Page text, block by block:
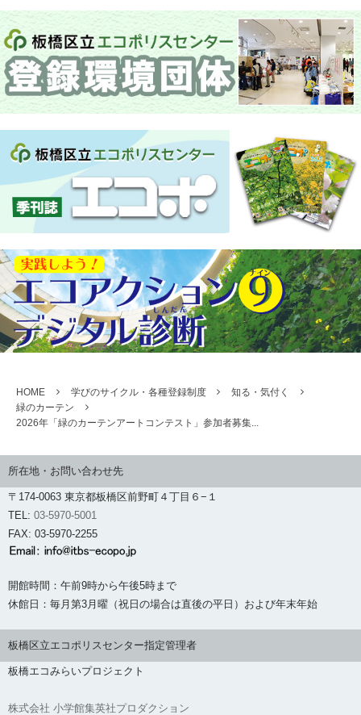
HOME 学びのサイクル・各種登録制度
知る・気付く
緑のカーテン
2026年「緑のカーテンアートコンテスト」参加者募集...
所在地・お問い合わせ先
〒174-0063 東京都板橋区前野町４丁目６−１
TEL: 03-5970-5001
FAX: 03-5970-2255
開館時間：午前9時から午後5時まで
休館日：毎月第3月曜（祝日の場合は直後の平日）および年末年始
板橋区立エコポリスセンター指定管理者
板橋エコみらいプロジェクト
株式会社 小学館集英社プロダクション